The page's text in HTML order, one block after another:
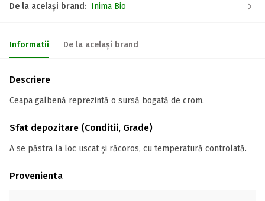
De la același brand: Inima Bio
Informatii De la același brand
Descriere
Ceapa galbenă reprezintă o sursă bogată de crom.
Sfat depozitare (Conditii, Grade)
A se păstra la loc uscat și răcoros, cu temperatură controlată.
Provenienta